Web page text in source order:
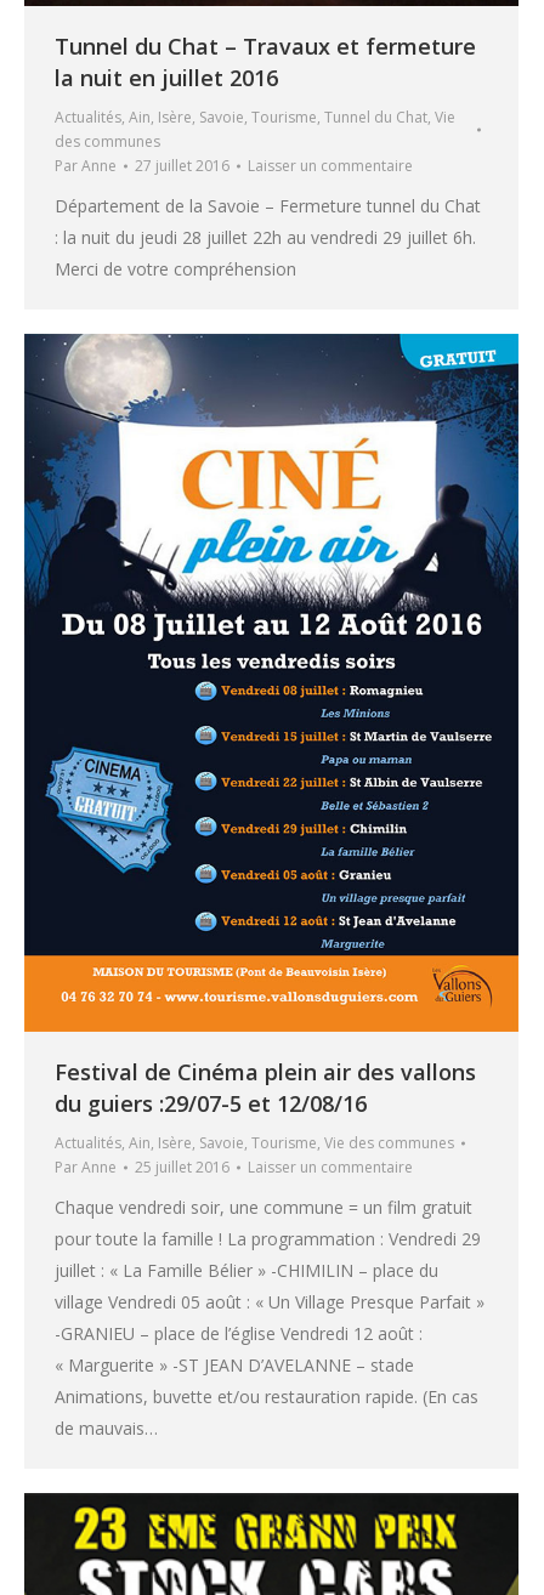
Tunnel du Chat – Travaux et fermeture
la nuit en juillet 2016
Actualités, Ain, Isère, Savoie, Tourisme, Tunnel du Chat, Vie
des communes
ParAnne 27 juillet 2016 Laisser un commentaire
Département de la Savoie – Fermeture tunnel du Chat
: la nuit du jeudi 28 juillet 22h au vendredi 29 juillet 6h.
Merci de votre compréhension
Festival de Cinéma plein air des vallons
du guiers :29/07-5 et 12/08/16
Actualités, Ain, Isère, Savoie, Tourisme, Vie des communes
ParAnne 25 juillet 2016 Laisser un commentaire
Chaque vendredi soir, une commune = un film gratuit
pour toute la famille ! La programmation : Vendredi 29
juillet : « La Famille Bélier » -CHIMILIN – place du
village Vendredi 05 août : « Un Village Presque Parfait »
-GRANIEU – place de l’église Vendredi 12 août :
« Marguerite » -ST JEAN D’AVELANNE – stade
Animations, buvette et/ou restauration rapide. (En cas
de mauvais…